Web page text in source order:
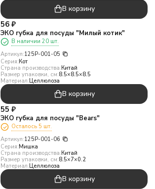
В корзину
56 ₽
ЭКО губка для посуды "Милый котик"
В наличии 20 шт.
Артикул:125P-001-05
Серия:Кот
Страна производства:Китай
Размер упаковки, см:8.5×8.5×8.5
Материал:Целлюлоза
В корзину
55 ₽
ЭКО губка для посуды "Bears"
Осталось 5 шт.
Артикул:125P-001-06
Серия:Мишка
Страна производства:Китай
Размер упаковки, см:8.5×7×0.2
Материал:Целлюлоза
В корзину